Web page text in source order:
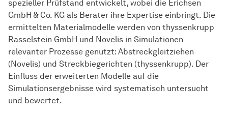
spezieller Prüfstand entwickelt, wobei die Erichsen
GmbH & Co. KG als Berater ihre Expertise einbringt. Die
ermittelten Materialmodelle werden von thyssenkrupp
Rasselstein GmbH und Novelis in Simulationen
relevanter Prozesse genutzt: Abstreckgleitziehen
(Novelis) und Streckbiegerichten (thyssenkrupp). Der
Einfluss der erweiterten Modelle auf die
Simulationsergebnisse wird systematisch untersucht
und bewertet.